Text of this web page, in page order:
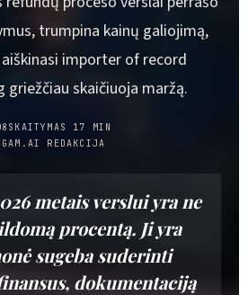
trumpina kainų galiojimą,
importer of record
griežčiau skaičiuoja maržą.
SKAITYMAS 17 MIN
REDAKCIJA
metais verslui yra ne
procentą. Ji yra
sugeba suderinti
dokumentaciją